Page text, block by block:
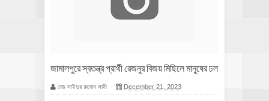
জামালপুরে স্বতন্ত্র প্রার্থী রেজনুর বিজয় মিছিলে মানুষের ঢল
মোঃ সাইদুর রহমান সাদী December 21, 2023